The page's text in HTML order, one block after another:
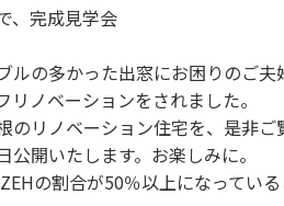
、完成見学会
ルの多かった出窓にお困りのご夫
リノベーションをされました。
のリノベーション住宅を、是非ご
開いたします。お楽しみに。
の割合が50％以上になってい